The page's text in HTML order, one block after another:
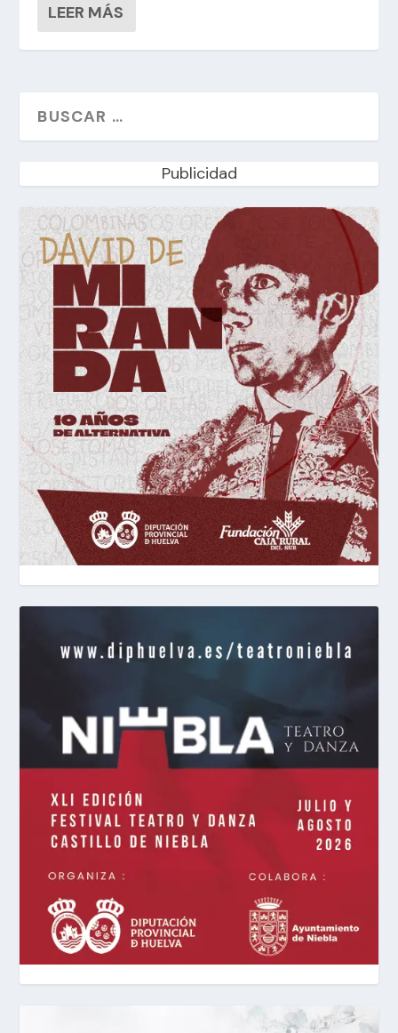
LEER MÁS
Publicidad